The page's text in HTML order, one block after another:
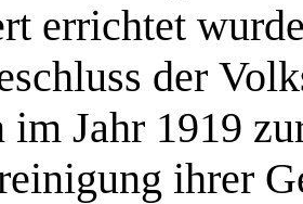
errichtet
der
im Jahr 1919
ihrer